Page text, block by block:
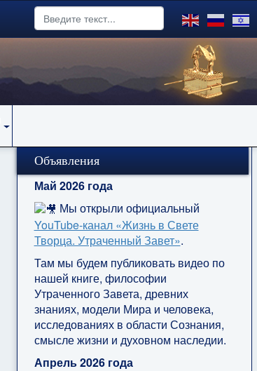
Объявления
Май 2026 года
Мы открыли официальный
YouTube‑канал «Жизнь в Свете
Творца. Утраченный Завет».
Там мы будем публиковать видео по
нашей книге, философии
Утраченного Завета, древних
знаниях, модели Мира и человека,
исследованиях в области Сознания,
смысле жизни и духовном наследии.
Апрель 2026 года